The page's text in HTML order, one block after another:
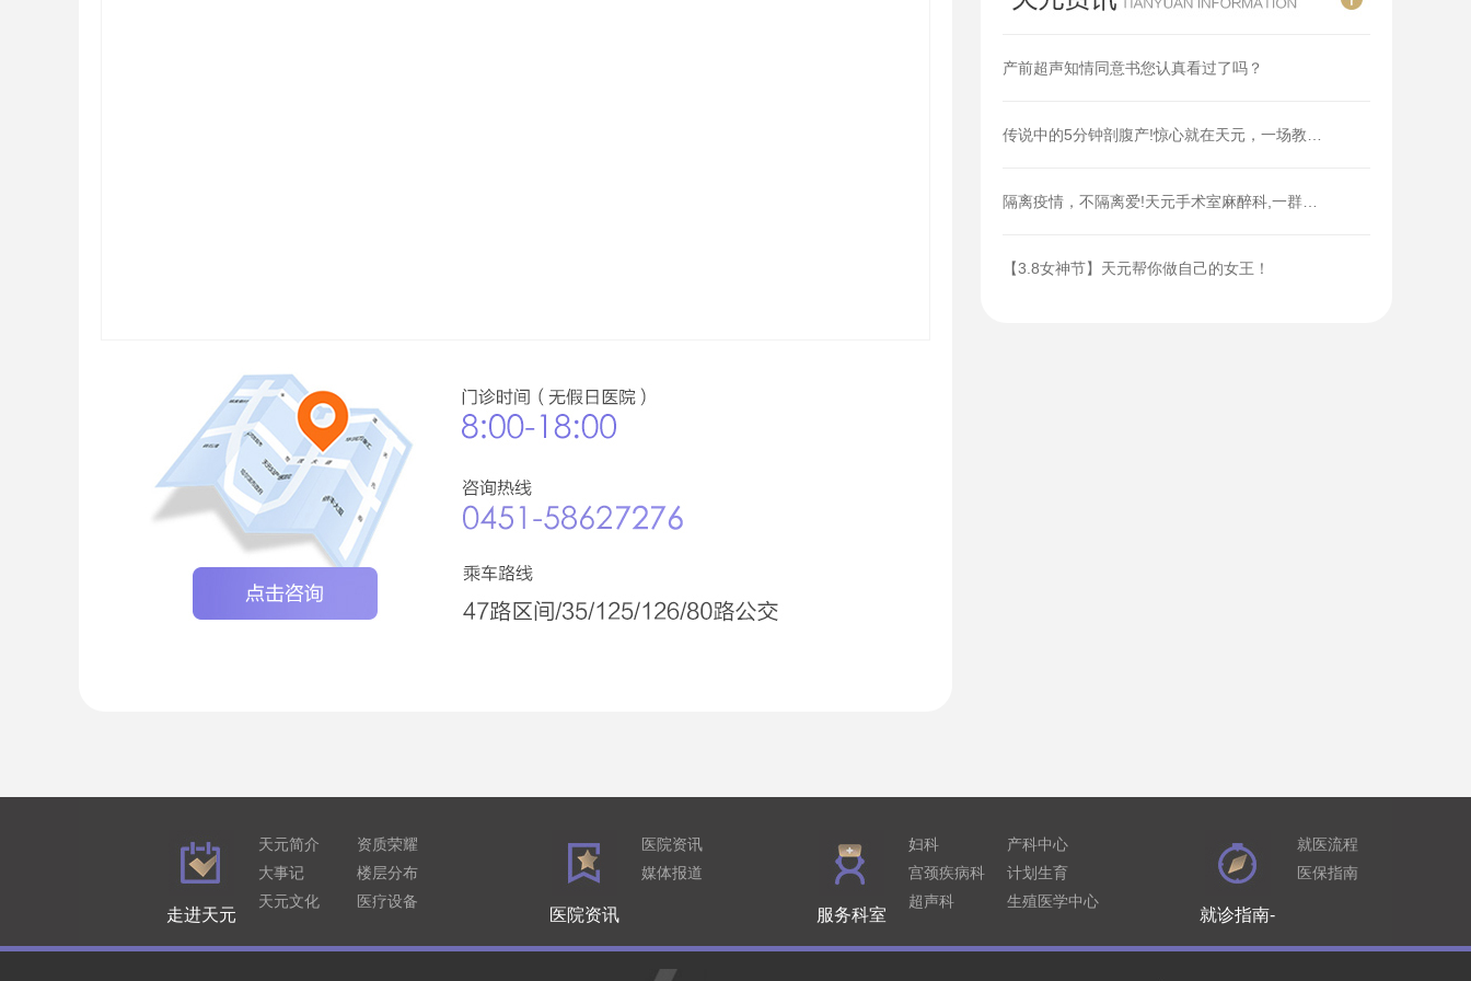
产前超声知情同意书您认真看过了吗？
传说中的5分钟剖腹产!惊心就在天元，一场教…
隔离疫情，不隔离爱!天元手术室麻醉科,一群…
【3.8女神节】天元帮你做自己的女王！
走进天元
天元简介
资质荣耀
大事记
楼层分布
天元文化
医疗设备
医院资讯
医院资讯
媒体报道
服务科室
妇科
产科中心
宫颈疾病科
计划生育
超声科
生殖医学中心
就诊指南-
就医流程
医保指南